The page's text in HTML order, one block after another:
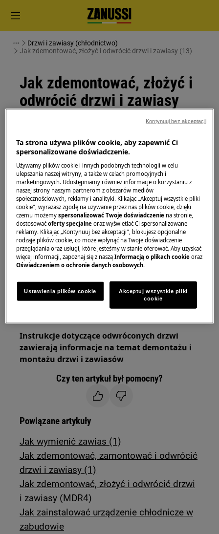
Drzwi i zawiasy (chłodnictwo)
Jak zdemontować, złożyć i odwrócić drzwi i zawiasy (13)
Jak zdemontować, złożyć i
odwrócić drzwi i zawiasy
Rozwiązanie
Przed rozpoczęciem jakichkolwiek czynności
konserwacyjnych wyłącz urządzenie i wyjmij wtyczkę
zgniazdka.
Zawsze zachowaj ostrożność podczas przenoszenia
urządzeń, w przypadku ciężkich urządzeń do
przenoszenia potrzebne są dwie osoby.
Zawsze używaj rękawic ochronnych i załączonego
obuwia.
Należy pamiętać, że samodzielna naprawa lub
naprawa nieprofesjonalna może mieć konsekwencje
dla bezpieczeństwa, jeśli nie zostanie wykonana
Instrukcje dotyczące odwróconych drzwi
zawierają informacje na temat demontażu i
montażu drzwi i zawiasów
Czy ten artykuł był pomocny?
Powiązane artykuły
Jak wymienić zawias (1)
Jak zdemontować, zamontować i odwrócić
drzwi i zawiasy (1)
Jak zdemontować, złożyć i odwrócić drzwi
i zawiasy (MDR4)
Jak zainstalować urządzenie chłodnicze w
zabudowie
Ta strona używa plików cookie, aby zapewnić Ci
spersonalizowane doświadczenie.
Używamy plików cookie i innych podobnych technologii w celu
ulepszania naszej witryny, a także w celach promocyjnych i
marketingowych. Udostępniamy również informacje o korzystaniu z
naszej strony naszym partnerom z obszarów mediów
społecznościowych, reklamy i analityki. Klikając „Akceptuj wszystkie pliki
cookie", wyrażasz zgodę na używanie przez nas plików cookie, dzięki
czemu możemyspersonalizować Twoje doświadczenie na stronie,
dostosowaćoferty specjalne oraz wyświetlać Ci spersonalizowane
reklamy. Klikając „Kontynuuj bez akceptacji", blokujesz opcjonalne
rodzaje plików cookie, co może wpłynąć na Twoje doświadczenie
przeglądania oraz usługi, które jesteśmy w stanie oferować. Aby uzyskać
więcej informacji, zapoznaj się z nasząInformacją o plikach cookie oraz
Oświadczeniem o ochronie danych osobowych.
Ustawienia plików cookie
Akceptuj wszystkie pliki
cookie
Kontynuuj bez akceptacji